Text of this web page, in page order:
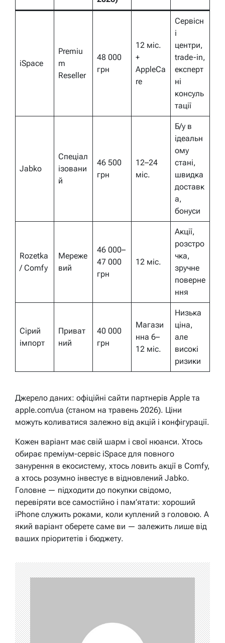
iSpace
Premiu
m
Reseller
48 000
грн
12 міс.
+
AppleCa
re
Сервісн
і
центри,
trade-in,
експерт
ні
консуль
тації
Jabko
Спеціал
ізовани
й
46 500
грн
12–24
міс.
Б/у в
ідеальн
ому
стані,
швидка
доставк
а,
бонуси
Rozetka
/ Comfy
Мереже
вий
46 000–
47 000
грн
12 міс.
Акції,
розстро
чка,
зручне
поверне
ння
Сірий
імпорт
Приват
ний
40 000
грн
Магази
нна 6–
12 міс.
Низька
ціна,
але
високі
ризики
Джерело даних: офіційні сайти партнерів Apple та
apple.com/ua (станом на травень 2026). Ціни
можуть коливатися залежно від акцій і конфігурації.
Кожен варіант має свій шарм і свої нюанси. Хтось
обирає преміум-сервіс iSpace для повного
занурення в екосистему, хтось ловить акції в Comfy,
а хтось розумно інвестує в відновлений Jabko.
Головне — підходити до покупки свідомо,
перевіряти все самостійно і пам’ятати: хороший
iPhone служить роками, коли куплений з головою. А
який варіант оберете саме ви — залежить лише від
ваших пріоритетів і бюджету.